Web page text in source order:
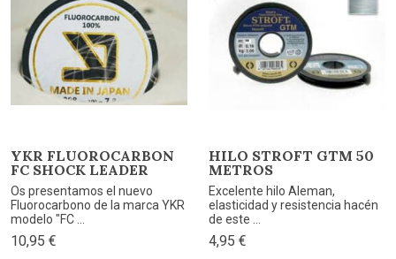
YKR FLUOROCARBON
FC SHOCK LEADER
Os presentamos el nuevo
Fluorocarbono de la marca YKR
modelo "FC ...
10,95 €
HILO STROFT GTM 50
METROS
Excelente hilo Aleman,
elasticidad y resistencia hacén
de este ...
4,95 €